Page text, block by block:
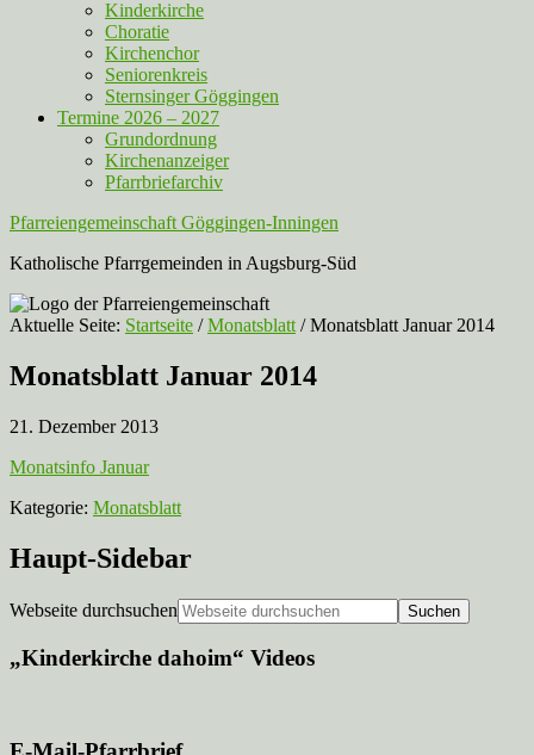
Kinderkirche
Choratie
Kirchenchor
Seniorenkreis
Sternsinger Göggingen
Termine 2026 – 2027
Grundordnung
Kirchenanzeiger
Pfarrbriefarchiv
Pfarreiengemeinschaft Göggingen-Inningen
Katholische Pfarrgemeinden in Augsburg-Süd
Aktuelle Seite: Startseite / Monatsblatt /Monatsblatt Januar 2014
Monatsblatt Januar 2014
21. Dezember 2013
Monatsinfo Januar
Kategorie: Monatsblatt
Haupt-Sidebar
Webseite durchsuchen
„Kinderkirche dahoim“ Videos